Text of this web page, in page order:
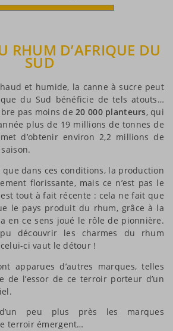
RHUM D’AFRIQUE DU
SUD
et humide, la canne à sucre peut
du Sud bénéficie de tels atouts…
pas moins de20 000 planteurs, qui
plus de 19 millions de tonnes de
d’obtenir environ 2,2 millions de
dans ces conditions, la production
florissante, mais ce n’est pas le
tout à fait récente : cela ne fait que
le pays produit du rhum, grâce à la
en ce sens joué le rôle de pionnière.
découvrir les charmes du rhum
ci vaut le détour !
apparues d’autres marques, telles
de l’essor de ce terroir porteur d’un
peu plus près les marques
terroir émergent…